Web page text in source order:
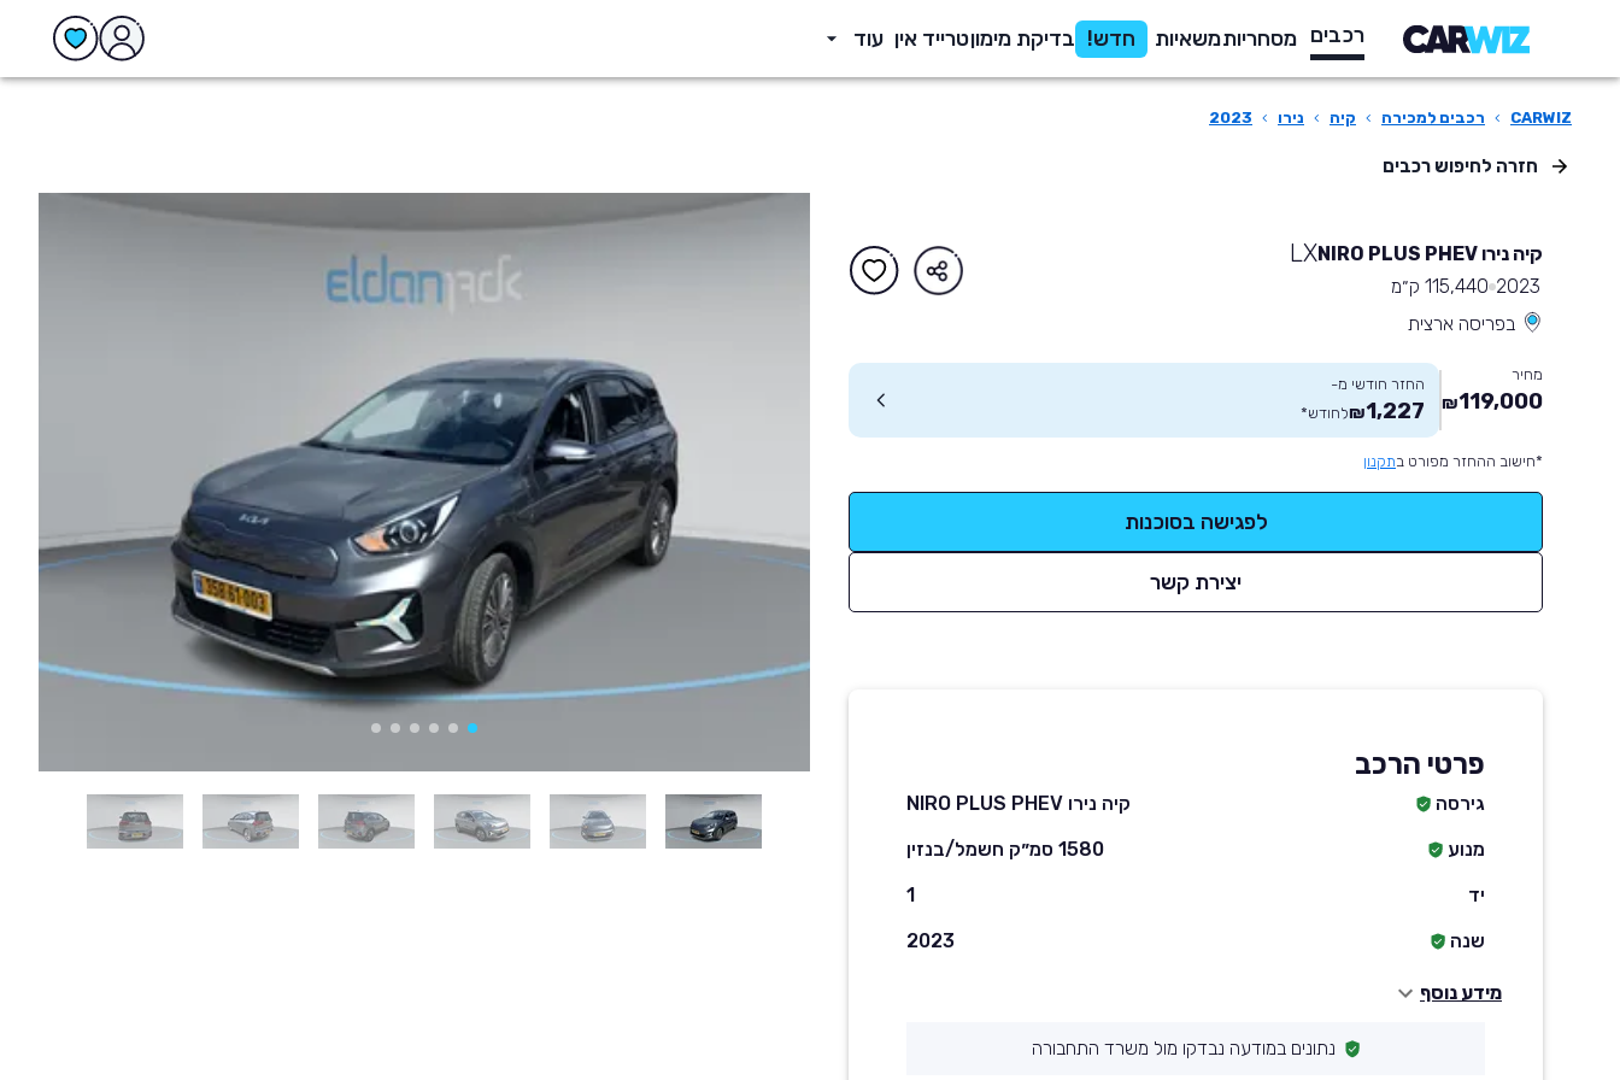
רכבים מסחריותמשאיות חדש! בדיקת מימוןטרייד אין עוד
CARWIZ
› רכבים למכירה › קיה › נירו ›
2023
חזרה לחיפוש רכבים
קיה נירו NIRO PLUS PHEV LX
2023 115,440 ק״מ
בפריסה ארצית
מחיר
119,000
₪
החזר חודשי מ-
1,227
₪לחודש*
*חישוב ההחזר מפורט בתקנון
לפגישה בסוכנות
יצירת קשר
פרטי הרכב
גירסה
קיה נירו NIRO PLUS PHEV
מנוע
1580 סמ״ק חשמל/בנזין
יד
1
שנה
2023
מידע נוסף
נתונים במודעה נבדקו מול משרד התחבורה